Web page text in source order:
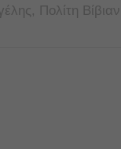
Πολίτη Βίβιαν